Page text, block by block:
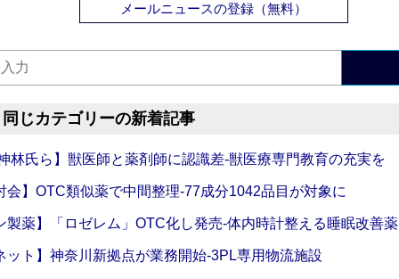
メールニュースの登録（無料）
じカテゴリーの新着記事
林氏ら】獣医師と薬剤師に認識差‐獣医療専門教育の充実を
会】OTC類似薬で中間整理‐77成分1042品目が対象に
製薬】「ロゼレム」OTC化し発売‐体内時計整える睡眠改善薬
ット】神奈川新拠点が業務開始‐3PL専用物流施設